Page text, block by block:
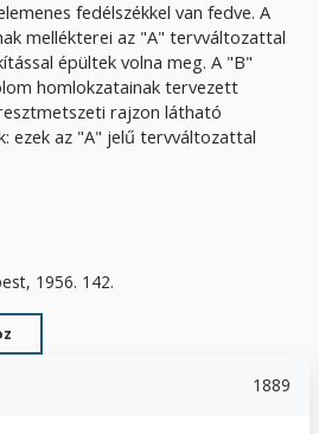
fedélszékkel van fedve. A
mellékterei az "A" tervváltozattal
épültek volna meg. A "B"
homlokzatainak tervezett
rajzon látható
ezek az "A" jelű tervváltozattal
1956. 142.
1889